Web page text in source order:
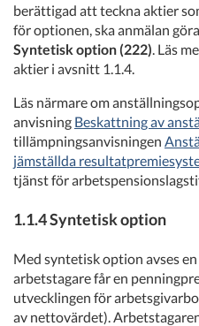
berättigad att teckna aktier
för optionen, ska anmälan
Syntetisk option (222) . Läs
aktier i avsnitt 1.1.4.
Läs närmare om
anvisning Beskattning av
tillämpningsanvisningen
jämställda
tjänst för
1.1.4 Syntetisk option
Med syntetisk option avses
arbetstagare får en
utvecklingen för
av nettovärdet).